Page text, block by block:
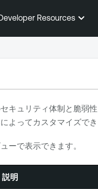
メインコンテンツに移動
Resources
キュリティ体制と脆弱
よってカスタマイズでき
ーで表示できます。
説明